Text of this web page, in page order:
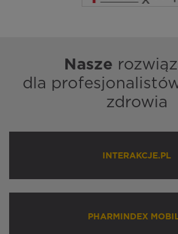
Nasze
dla
zdrowia
INTERAKCJE.PL
PHARMINDEX